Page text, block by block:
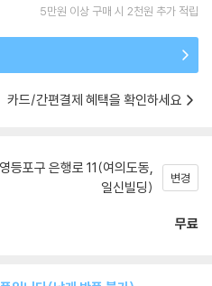
5만원 이상 구매 시 2천원 추가 적립
카드/간편결제 혜택을 확인하세요
등포구 은행로 11(여의도동,
일신빌딩)
변경
무료